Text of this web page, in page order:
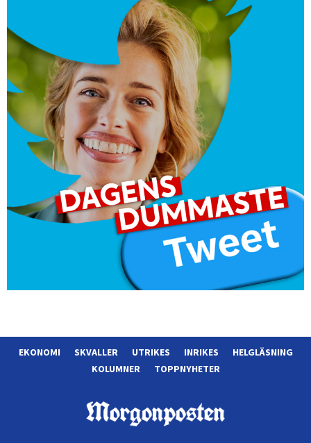
EKONOMI SKVALLER UTRIKES INRIKES
HELGLÄSNING
KOLUMNER
TOPPNYHETER